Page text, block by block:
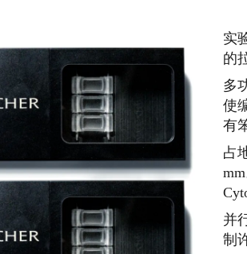
实
的
多
使
有
占
并
制